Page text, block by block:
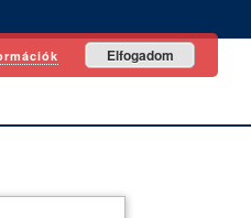
Elfogadom